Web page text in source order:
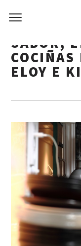
SABOR,
ELOY E